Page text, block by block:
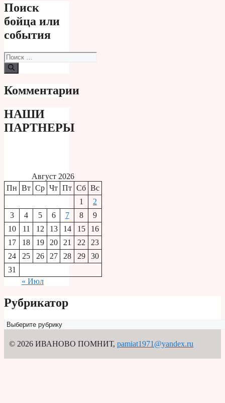
Поиск
бойца или
события
Поиск:
Комментарии
НАШИ
ПАРТНЕРЫ
Август 2026
Пн Вт Ср Чт Пт Сб Вс
1
2
3
4 5 6 7 8
9
10
11 12 13 14 15
16
17
18 19 20 21 22
23
24
25 26 27 28 29
30
31
« Июл
Рубрикатор
Рубрикатор
© 2026 ИВАНОВО ПОМНИТ, pamiat1971@yandex.ru